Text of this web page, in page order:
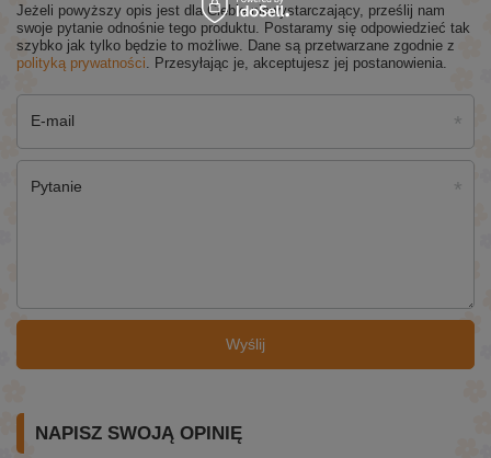
Jeżeli powyższy opis jest dla Ciebie niewystarczający, prześlij nam
swoje pytanie odnośnie tego produktu. Postaramy się odpowiedzieć tak
szybko jak tylko będzie to możliwe. Dane są przetwarzane zgodnie z
polityką prywatności . Przesyłając je, akceptujesz jej postanowienia.
E-mail
Pytanie
Wyślij
NAPISZ SWOJĄ OPINIĘ